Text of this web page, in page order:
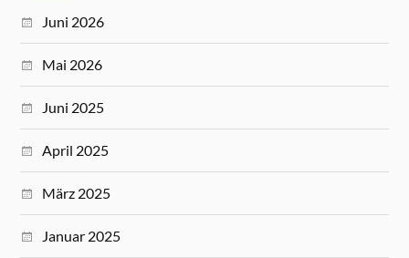
Juni 2026
Mai 2026
Juni 2025
April 2025
März 2025
Januar 2025